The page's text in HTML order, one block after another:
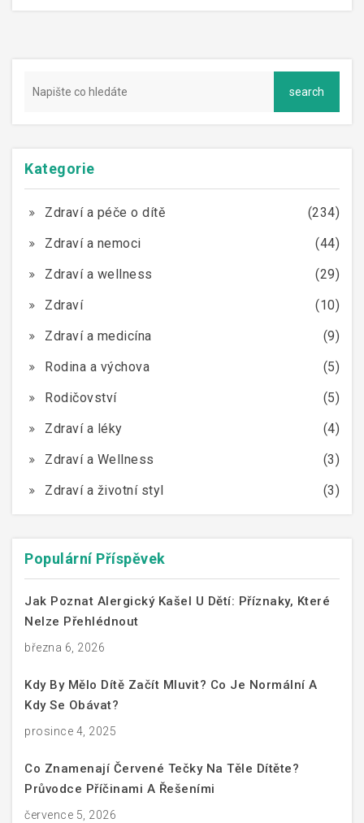
Kategorie
Zdraví a péče o dítě
(234)
Zdraví a nemoci
(44)
Zdraví a wellness
(29)
Zdraví
(10)
Zdraví a medicína
(9)
Rodina a výchova
(5)
Rodičovství
(5)
Zdraví a léky
(4)
Zdraví a Wellness
(3)
Zdraví a životní styl
(3)
Populární Příspěvek
Jak Poznat Alergický Kašel U Dětí: Příznaky, Které
Nelze Přehlédnout
března 6, 2026
Kdy By Mělo Dítě Začít Mluvit? Co Je Normální A
Kdy Se Obávat?
prosince 4, 2025
Co Znamenají Červené Tečky Na Těle Dítěte?
Průvodce Příčinami A Řešeními
července 5, 2026